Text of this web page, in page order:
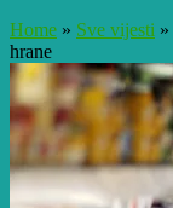
Home » Sve vijesti »
hrane